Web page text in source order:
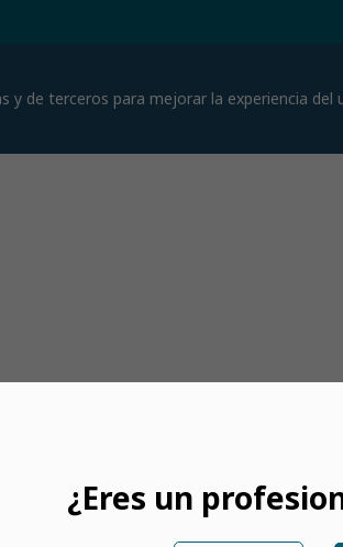
y de terceros para mejorar la experiencia
¿Eres un